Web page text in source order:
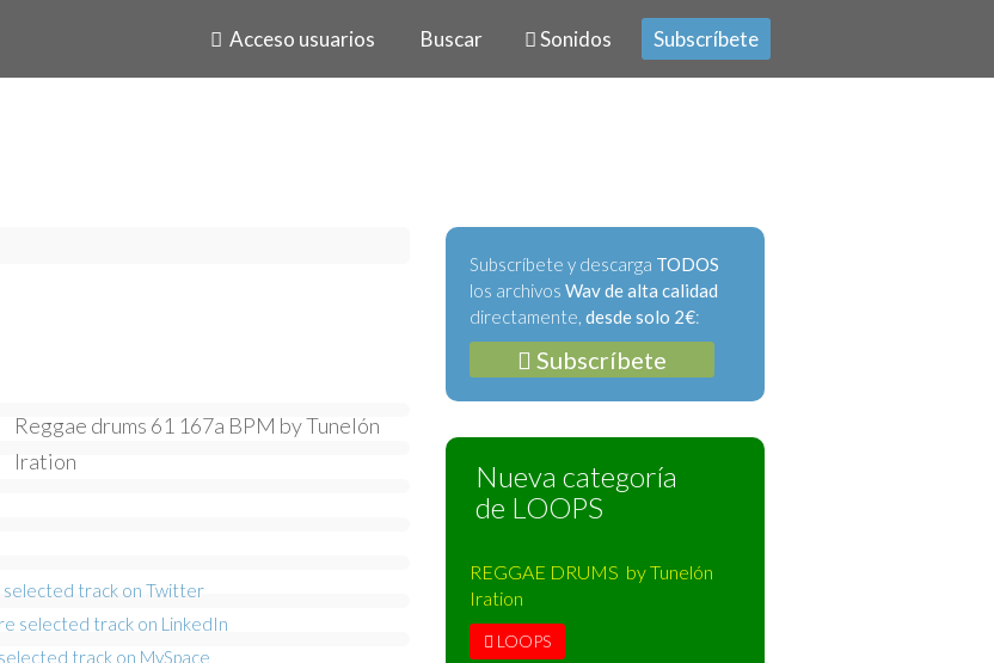
Acceso usuarios Buscar Sonidos Subscríbete
Reggae drums 61 167a BPM by Tunelón
Iration
Subscríbete y descarga TODOS
los archivos Wav de alta calidad
directamente, desde solo 2€:
Subscríbete
Nueva categoría
de LOOPS
REGGAE DRUMS by Tunelón
Iration
LOOPS